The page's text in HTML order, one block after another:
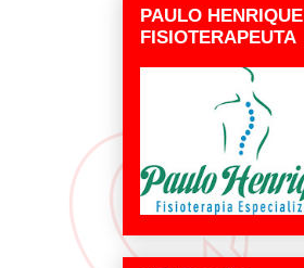
PAULO HENRIQUE
FISIOTERAPEUTA